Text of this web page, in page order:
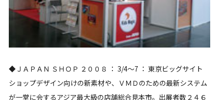
◆ＪＡＰＡＮ ＳＨＯＰ ２００８ ： 3/4～7 ： 東京ビッグサイト
ショップデザイン向けの新素材や、ＶＭＤのための最新システム
が一堂に会するアジア最大級の店舗総合見本市。出展者数２４６